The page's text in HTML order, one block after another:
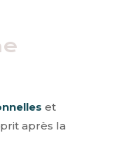
et
après la